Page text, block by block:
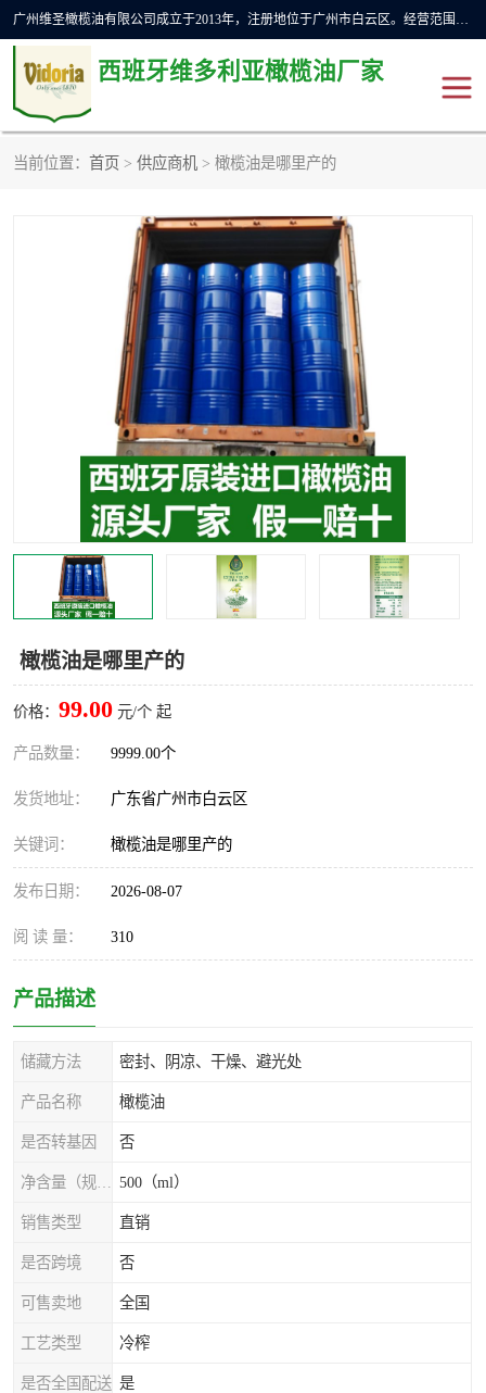
广州维圣橄榄油有限公司成立于2013年，注册地位于广州市白云区。经营范围包括饲料原料销售;畜牧渔业饲料销售;化妆品批发;贸易经纪;食品进出口等，主要产品有：橄榄果渣油，橄榄油，纯橄榄油等。
西班牙维多利亚橄榄油厂家
当前位置： 首页 > 供应商机 > 橄榄油是哪里产的
橄榄油是哪里产的
价格： 99.00 元/个 起
产品数量： 9999.00个
发货地址： 广东省广州市白云区
关键词： 橄榄油是哪里产的
发布日期： 2026-08-07
阅 读 量： 310
产品描述
储藏方法 密封、阴凉、干燥、避光处
产品名称 橄榄油
是否转基因 否
500（ml）
销售类型 直销
是否跨境 否
可售卖地 全国
工艺类型 冷榨
是否全国配送 是
费利佩橄榄油 特级初榨橄榄油
精炼橄榄油